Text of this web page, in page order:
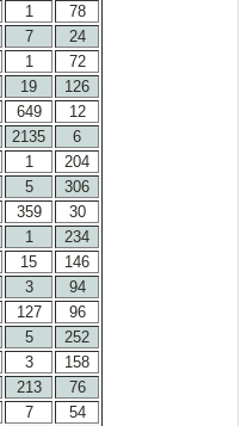
1
78
7
24
1
72
19
126
649
12
2135
6
1
204
5
306
359
30
1
234
15
146
3
94
127
96
5
252
3
158
213
76
7
54